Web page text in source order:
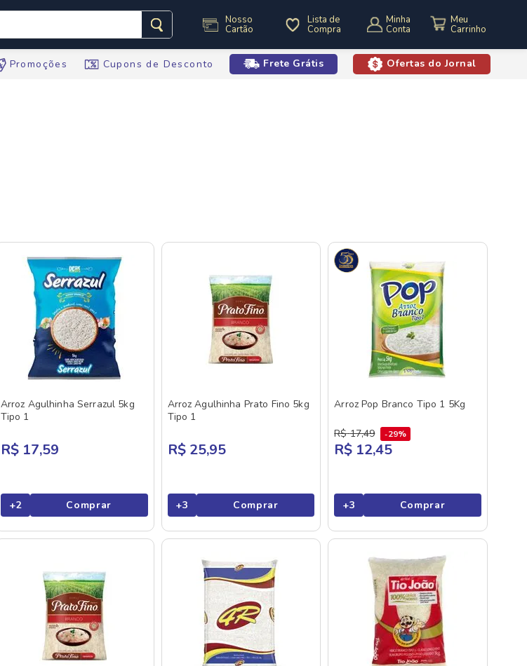
Nosso
Cartão
Lista de
Compra
Minha
Conta
Promoções Cupons de Desconto Frete Grátis Ofertas do Jornal
Arroz Agulhinha Serrazul 5kg
Tipo 1
R$ 17,59
+2 Comprar
Arroz Agulhinha Prato Fino 5kg
Tipo 1
R$ 25,95
+3 Comprar
Arroz Pop Branco Tipo 1 5Kg
R$ 17,49 29%
R$ 12,45
+3 Comprar